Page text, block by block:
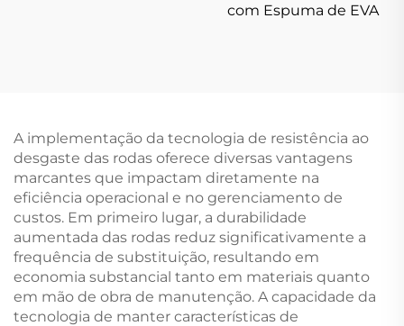
com Espuma de EVA
A implementação da tecnologia de resistência ao
desgaste das rodas oferece diversas vantagens
marcantes que impactam diretamente na
eficiência operacional e no gerenciamento de
custos. Em primeiro lugar, a durabilidade
aumentada das rodas reduz significativamente a
frequência de substituição, resultando em
economia substancial tanto em materiais quanto
em mão de obra de manutenção. A capacidade da
tecnologia de manter características de